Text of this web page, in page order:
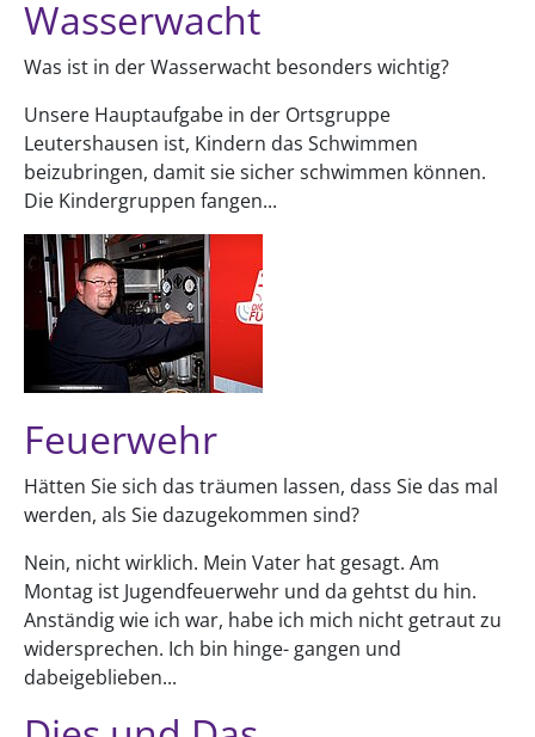
Wasserwacht
Was ist in der Wasserwacht besonders wichtig?
Unsere Hauptaufgabe in der Ortsgruppe
Leutershausen ist, Kindern das Schwimmen
beizubringen, damit sie sicher schwimmen können.
Die Kindergruppen fangen...
Feuerwehr
Hätten Sie sich das träumen lassen, dass Sie das mal
werden, als Sie dazugekommen sind?
Nein, nicht wirklich. Mein Vater hat gesagt. Am
Montag ist Jugendfeuerwehr und da gehtst du hin.
Anständig wie ich war, habe ich mich nicht getraut zu
widersprechen. Ich bin hinge- gangen und
dabeigeblieben...